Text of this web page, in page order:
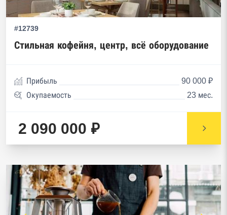
#12739
Стильная кофейня, центр, всё оборудование
Прибыль
90 000 ₽
Окупаемость
23 мес.
2 090 000 ₽